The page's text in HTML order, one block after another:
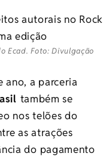
Ecad. Foto: Divulgação
ano, a parceria
também se
nos telões do
as atrações
do pagamento